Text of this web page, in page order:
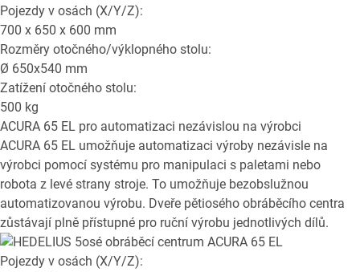
Pojezdy v osách (X/Y/Z):
700 x 650 x 600 mm
Rozměry otočného/výklopného stolu:
Ø 650x540 mm
Zatížení otočného stolu:
500 kg
ACURA 65 EL pro automatizaci nezávislou na výrobci
ACURA 65 EL umožňuje automatizaci výroby nezávisle na
výrobci pomocí systému pro manipulaci s paletami nebo
robota z levé strany stroje. To umožňuje bezobslužnou
automatizovanou výrobu. Dveře pětiosého obráběcího centra
zůstávají plně přístupné pro ruční výrobu jednotlivých dílů.
Pojezdy v osách (X/Y/Z):